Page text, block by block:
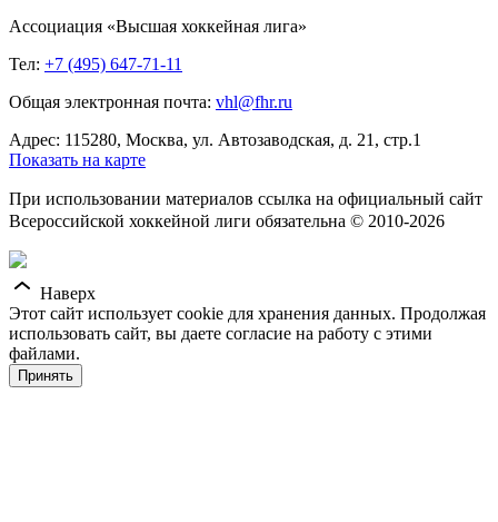
Ассоциация «Высшая хоккейная лига»
Тел: +7 (495) 647-71-11
Общая электронная почта: vhl@fhr.ru
Адрес: 115280, Москва, ул. Автозаводская, д. 21, стр.1
Показать на карте
При использовании материалов ссылка на официальный сайт
Всероссийской хоккейной лиги обязательна © 2010-2026
Наверх
Этот сайт использует cookie для хранения данных. Продолжая
использовать сайт, вы даете согласие на работу с этими
файлами.
Принять